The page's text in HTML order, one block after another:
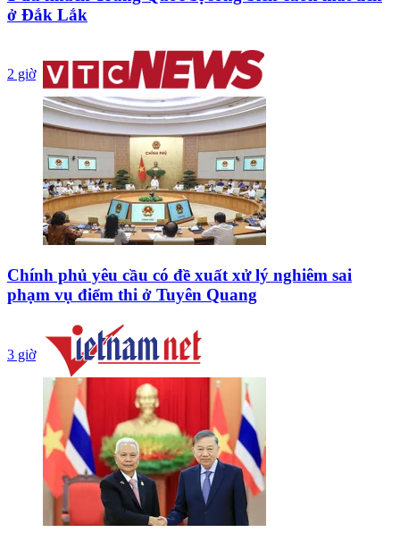
ở Đắk Lắk
2 giờ
Chính phủ yêu cầu có đề xuất xử lý nghiêm sai
phạm vụ điểm thi ở Tuyên Quang
3 giờ